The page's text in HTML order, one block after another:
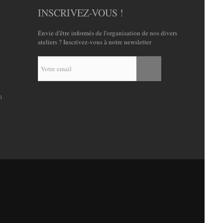
INSCRIVEZ-VOUS !
Envie d'être informés de l'organisation de nos divers
ateliers ? Inscrivez-vous à notre newsletter